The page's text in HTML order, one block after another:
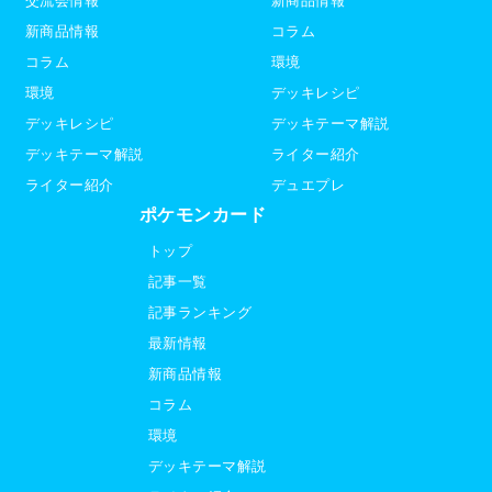
新商品情報
コラム
環境
デッキレシピ
デッキテーマ解説
ライター紹介
コラム
環境
デッキレシピ
デッキテーマ解説
ライター紹介
デュエプレ
ポケモンカード
トップ
記事一覧
記事ランキング
最新情報
新商品情報
コラム
環境
デッキテーマ解説